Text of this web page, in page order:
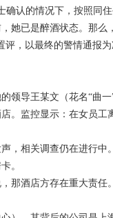
认的情况下，按照同
她已是醉酒状态。那
，以最终的警情通报
领导王某文（花名“曲
。监控显示：在女员
，相关调查仍在进行中。
。
那酒店方存在重大责